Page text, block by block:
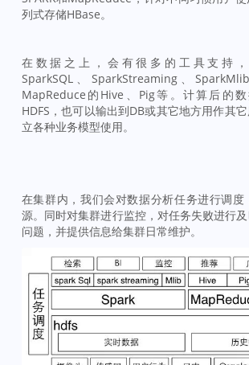
列式存储HBase。
在数据之上，会有很多的工具支持
SparkSQL、SparkStreaming、
MapReduce的Hive、Pig等。计算后的
HDFS，也可以输出到DB或其它地方用作其
立各种业务模型使用。
在集群内，我们会对数据分析任务进行调度
源。同时对集群进行监控，对任务失败进行
问题，并提供信息给集群日常维护。